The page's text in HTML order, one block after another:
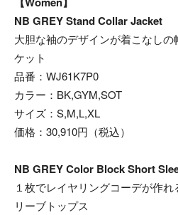
NB GREY Stand Collar Jacket
大胆な袖のデザインが着こなし
ケット
品番：WJ61K7P0
カラー：BK,GYM,SOT
サイズ：S,M,L,XL
価格：30,910円（税込）
NB GREY Color Block Short
１枚でレイヤリングコーデが作
リーブトップス